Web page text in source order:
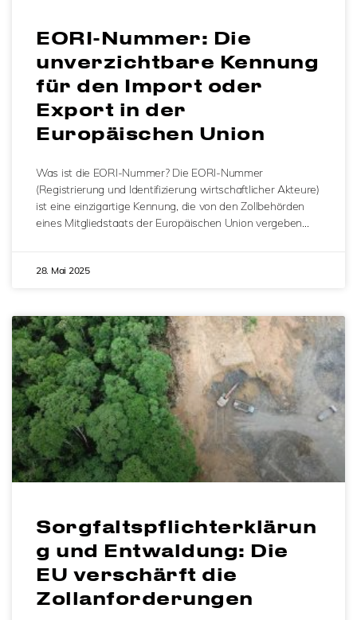
EORI-Nummer: Die
unverzichtbare Kennung
für den Import oder
Export in der
Europäischen Union
Was ist die EORI-Nummer? Die EORI-Nummer
(Registrierung und Identifizierung wirtschaftlicher Akteure)
ist eine einzigartige Kennung, die von den Zollbehörden
eines Mitgliedstaats der Europäischen Union vergeben…
28. Mai 2025
Sorgfaltspflichterklärun
g und Entwaldung: Die
EU verschärft die
Zollanforderungen